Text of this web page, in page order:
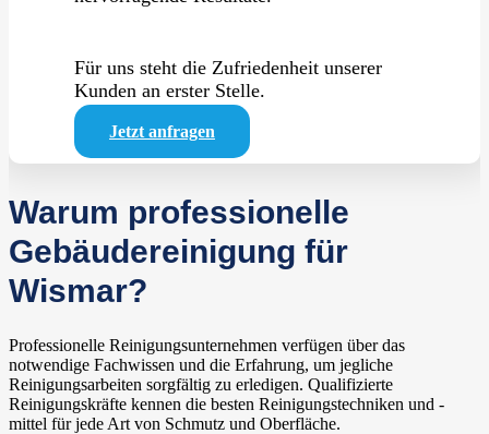
Für uns steht die Zufriedenheit unserer
Kunden an erster Stelle.
Jetzt anfragen
Warum professionelle
Gebäudereinigung für
Wismar?
Professionelle Reinigungsunternehmen verfügen über das
notwendige Fachwissen und die Erfahrung, um jegliche
Reinigungsarbeiten sorgfältig zu erledigen. Qualifizierte
Reinigungskräfte kennen die besten Reinigungstechniken und -
mittel für jede Art von Schmutz und Oberfläche.